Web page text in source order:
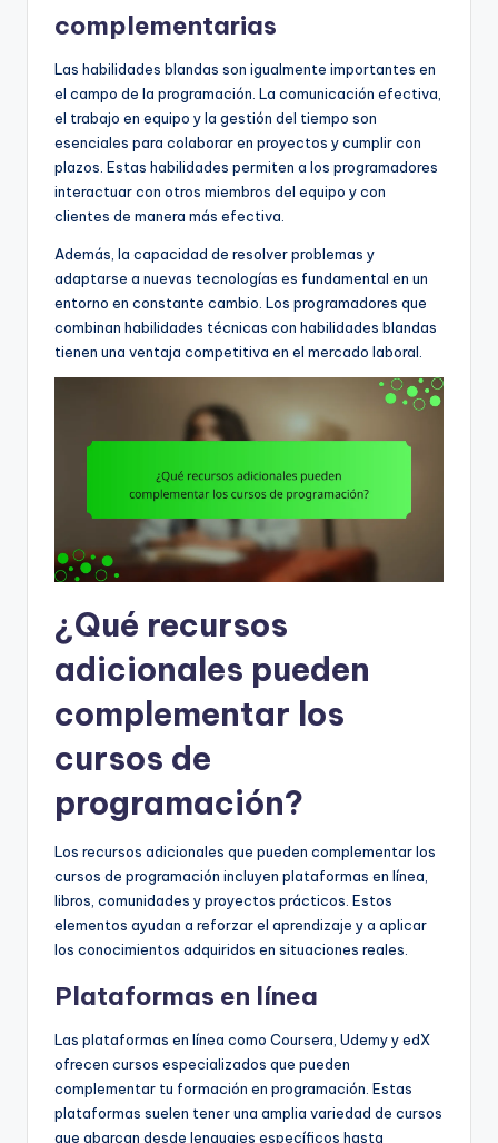
complementarias
Las habilidades blandas son igualmente importantes en
el campo de la programación. La comunicación efectiva,
el trabajo en equipo y la gestión del tiempo son
esenciales para colaborar en proyectos y cumplir con
plazos. Estas habilidades permiten a los programadores
interactuar con otros miembros del equipo y con
clientes de manera más efectiva.
Además, la capacidad de resolver problemas y
adaptarse a nuevas tecnologías es fundamental en un
entorno en constante cambio. Los programadores que
combinan habilidades técnicas con habilidades blandas
tienen una ventaja competitiva en el mercado laboral.
¿Qué recursos
adicionales pueden
complementar los
cursos de
programación?
Los recursos adicionales que pueden complementar los
cursos de programación incluyen plataformas en línea,
libros, comunidades y proyectos prácticos. Estos
elementos ayudan a reforzar el aprendizaje y a aplicar
los conocimientos adquiridos en situaciones reales.
Plataformas en línea
Las plataformas en línea como Coursera, Udemy y edX
ofrecen cursos especializados que pueden
complementar tu formación en programación. Estas
plataformas suelen tener una amplia variedad de cursos
que abarcan desde lenguajes específicos hasta